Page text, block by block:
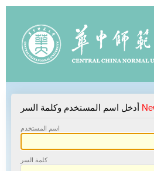
أدخل اسم المستخدم وكلمة السر
اسم المستخدم
كلمة السر